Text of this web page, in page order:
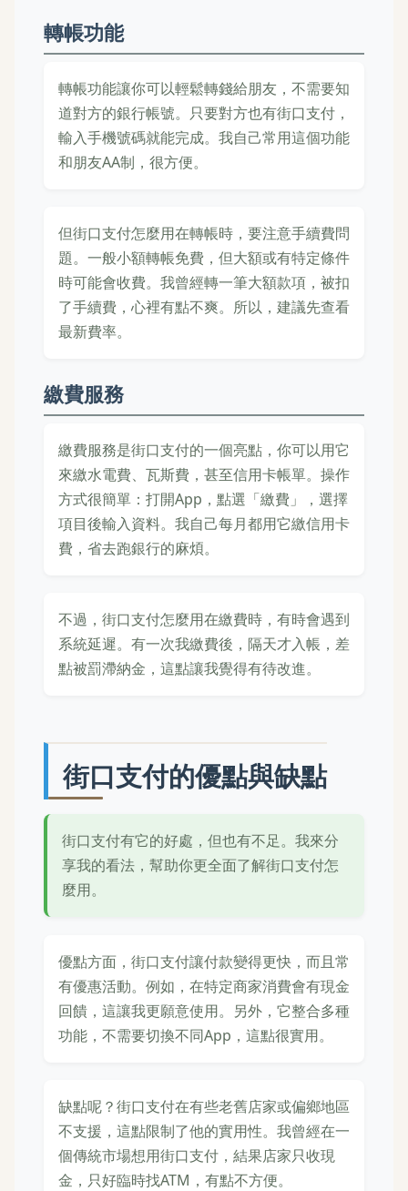
轉帳功能
轉帳功能讓你可以輕鬆轉錢給朋友，不需要知
道對方的銀行帳號。只要對方也有街口支付，
輸入手機號碼就能完成。我自己常用這個功能
和朋友AA制，很方便。
但街口支付怎麼用在轉帳時，要注意手續費問
題。一般小額轉帳免費，但大額或有特定條件
時可能會收費。我曾經轉一筆大額款項，被扣
了手續費，心裡有點不爽。所以，建議先查看
最新費率。
繳費服務
繳費服務是街口支付的一個亮點，你可以用它
來繳水電費、瓦斯費，甚至信用卡帳單。操作
方式很簡單：打開App，點選「繳費」，選擇
項目後輸入資料。我自己每月都用它繳信用卡
費，省去跑銀行的麻煩。
不過，街口支付怎麼用在繳費時，有時會遇到
系統延遲。有一次我繳費後，隔天才入帳，差
點被罰滯納金，這點讓我覺得有待改進。
街口支付的優點與缺點
街口支付有它的好處，但也有不足。我來分
享我的看法，幫助你更全面了解街口支付怎
麼用。
優點方面，街口支付讓付款變得更快，而且常
有優惠活動。例如，在特定商家消費會有現金
回饋，這讓我更願意使用。另外，它整合多種
功能，不需要切換不同App，這點很實用。
缺點呢？街口支付在有些老舊店家或偏鄉地區
不支援，這點限制了他的實用性。我曾經在一
個傳統市場想用街口支付，結果店家只收現
金，只好臨時找ATM，有點不方便。